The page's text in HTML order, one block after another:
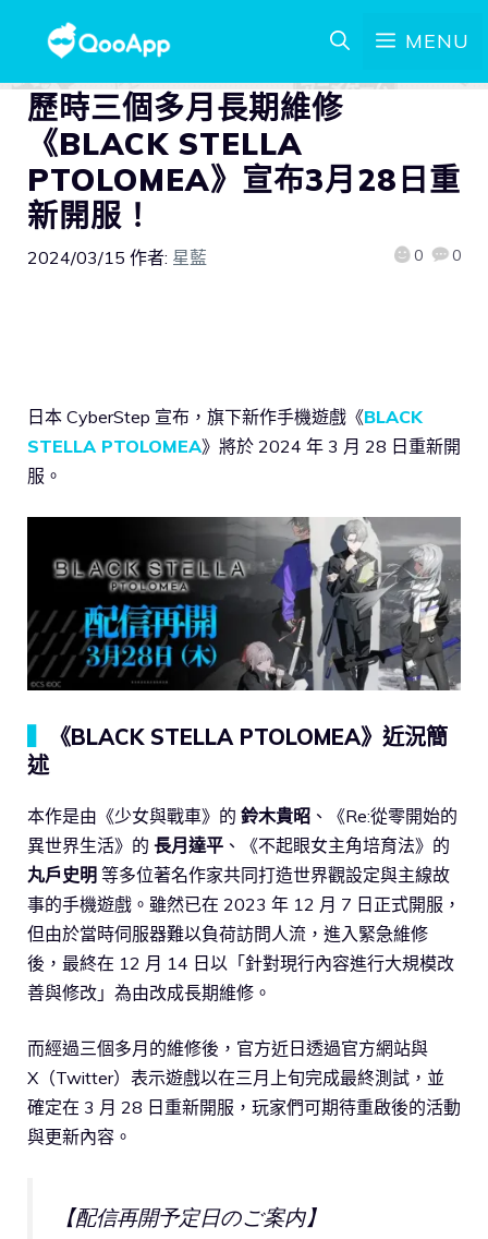
MENU
歷時三個多月長期維修
《BLACK STELLA
PTOLOMEA》宣布3月28日重
新開服！
2024/03/15 作者: 星藍 0 0
日本 CyberStep 宣布，旗下新作手機遊戲《BLACK
STELLA PTOLOMEA》將於 2024 年 3 月 28 日重新開
服。
《BLACK STELLA PTOLOMEA》近況簡
述
本作是由《少女與戰車》的 鈴木貴昭 、《Re:從零開始的
異世界生活》的 長月達平 、《不起眼女主角培育法》的
丸戶史明 等多位著名作家共同打造世界觀設定與主線故
事的手機遊戲。雖然已在 2023 年 12 月 7 日正式開服，
但由於當時伺服器難以負荷訪問人流，進入緊急維修
後，最終在 12 月 14 日以「針對現行內容進行大規模改
善與修改」為由改成長期維修。
而經過三個多月的維修後，官方近日透過官方網站與
X（Twitter）表示遊戲以在三月上旬完成最終測試，並
確定在 3 月 28 日重新開服，玩家們可期待重啟後的活動
與更新內容。
【配信再開予定日のご案内】